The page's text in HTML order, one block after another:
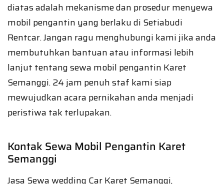
diatas adalah mekanisme dan prosedur menyewa
mobil pengantin yang berlaku di Setiabudi
Rentcar. Jangan ragu menghubungi kami jika anda
membutuhkan bantuan atau informasi lebih
lanjut tentang sewa mobil pengantin Karet
Semanggi. 24 jam penuh staf kami siap
mewujudkan acara pernikahan anda menjadi
peristiwa tak terlupakan.
Kontak Sewa Mobil Pengantin Karet
Semanggi
Jasa Sewa wedding Car Karet Semanggi,